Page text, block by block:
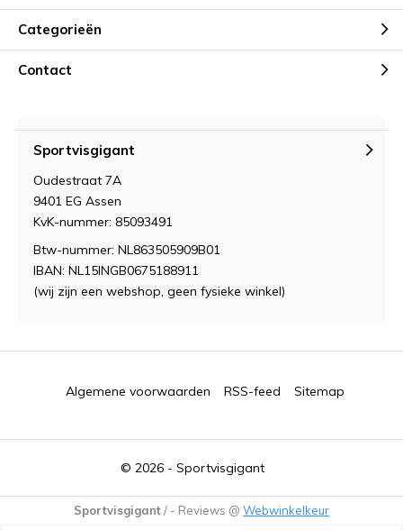
Categorieën
Contact
Sportvisgigant
Oudestraat 7A
9401 EG Assen
KvK-nummer: 85093491
Btw-nummer: NL863505909B01
IBAN: NL15INGB0675188911
(wij zijn een webshop, geen fysieke winkel)
© 2026 - Sportvisgigant
Algemene voorwaarden RSS-feed Sitemap
Sportvisgigant/ - Reviews @ Webwinkelkeur